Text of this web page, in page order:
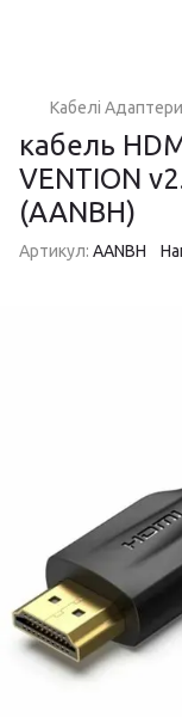
Кабелі
кабель
VENTION
(AANBH)
Артикул: AANBH